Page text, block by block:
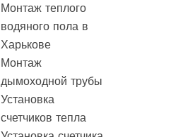
Монтаж теплого
водяного пола в
Харькове
Монтаж
дымоходной трубы
Установка
счетчиков тепла